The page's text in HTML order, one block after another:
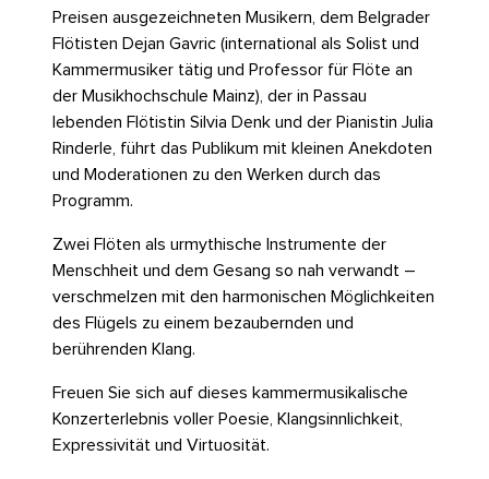
Preisen ausgezeichneten Musikern, dem Belgrader
Flötisten Dejan Gavric (international als Solist und
Kammermusiker tätig und Professor für Flöte an
der Musikhochschule Mainz), der in Passau
lebenden Flötistin Silvia Denk und der Pianistin Julia
Rinderle, führt das Publikum mit kleinen Anekdoten
und Moderationen zu den Werken durch das
Programm.
Zwei Flöten als urmythische Instrumente der
Menschheit und dem Gesang so nah verwandt –
verschmelzen mit den harmonischen Möglichkeiten
des Flügels zu einem bezaubernden und
berührenden Klang.
Freuen Sie sich auf dieses kammermusikalische
Konzerterlebnis voller Poesie, Klangsinnlichkeit,
Expressivität und Virtuosität.